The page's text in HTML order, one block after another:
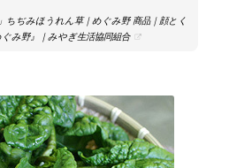
ちぢみほうれん草｜めぐみ野 商品｜顔とく
み野』｜みやぎ生活協同組合